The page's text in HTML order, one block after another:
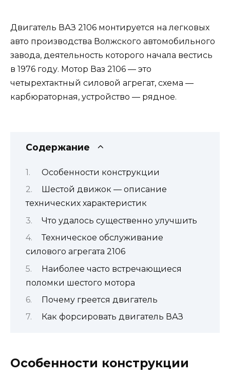
Двигатель ВАЗ 2106 монтируется на легковых
авто производства Волжского автомобильного
завода, деятельность которого начала вестись
в 1976 году. Мотор Ваз 2106 — это
четырехтактный силовой агрегат, схема —
карбюраторная, устройство — рядное.
Содержание
Особенности конструкции
Шестой движок — описание
технических характеристик
Что удалось существенно улучшить
Техническое обслуживание
силового агрегата 2106
Наиболее часто встречающиеся
поломки шестого мотора
Почему греется двигатель
Как форсировать двигатель ВАЗ
Особенности конструкции